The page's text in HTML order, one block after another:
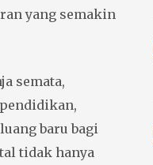
yang semakin
semata,
baru bagi
tidak hanya